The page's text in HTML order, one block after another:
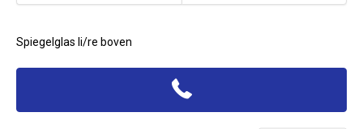
Spiegelglas li/re boven